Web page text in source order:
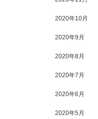
2020年10月
2020年9月
2020年8月
2020年7月
2020年6月
2020年5月